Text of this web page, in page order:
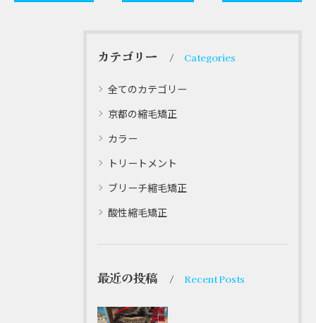
カテゴリー Categories
全てのカテゴリー
京都の縮毛矯正
カラー
トリートメント
ブリーチ縮毛矯正
酸性縮毛矯正
最近の投稿 Recent Posts